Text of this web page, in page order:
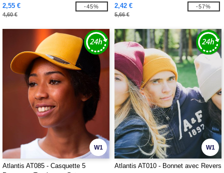
2,55 €
4,60 €
-45%
2,42 €
5,66 €
-57%
W1
Atlantis AT085 - Casquette 5
W1
Atlantis AT010 - Bonnet avec Revers